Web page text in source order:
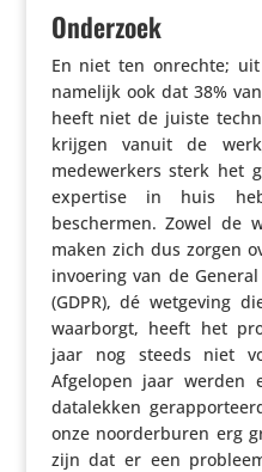
Onderzoek
En niet ten onrechte;
namelijk ook dat 38%
heeft niet de juiste
krijgen vanuit de
mede­wer­kers sterk het
expertise in huis
beschermen. Zowel de
maken zich dus zorgen
invoering van de
(GDPR), dé wetgeving
waarborgt, heeft het
jaar nog steeds niet
Afgelopen jaar werden
data­lekken
onze noor­der­buren erg
zijn dat er een